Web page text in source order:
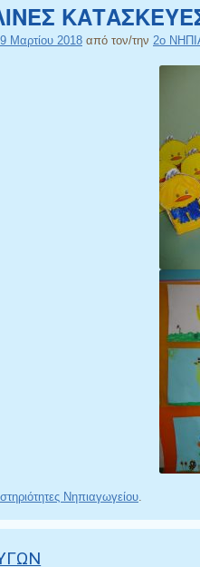
Μαρτίου 2018 από τον/την 2ο
Νηπιαγωγείου.